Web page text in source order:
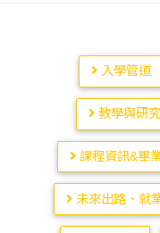
入學管道
教學與研
課程資訊&畢
未來出路、就